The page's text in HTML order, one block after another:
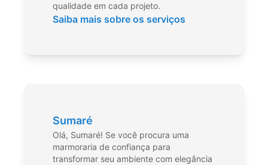
qualidade em cada projeto.
Saiba mais sobre os serviços
Sumaré
Olá, Sumaré! Se você procura uma
marmoraria de confiança para
transformar seu ambiente com elegância